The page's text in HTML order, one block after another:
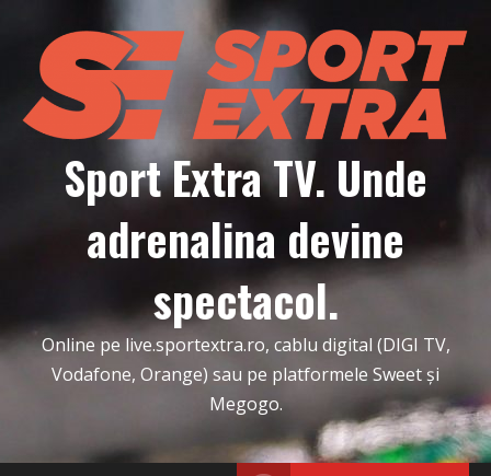
content
Sport Extra TV. Unde
adrenalina devine
spectacol.
Online pe live.sportextra.ro, cablu digital (DIGI TV,
Vodafone, Orange) sau pe platformele Sweet și
Megogo.